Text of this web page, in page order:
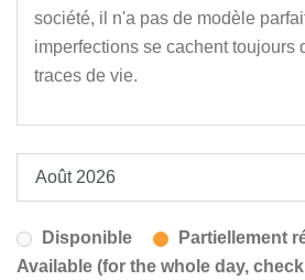
société, il n'a pas de modèle
imperfections se cachent toujours
traces de vie.
Disponible Partiellement
Available (for the whole day,